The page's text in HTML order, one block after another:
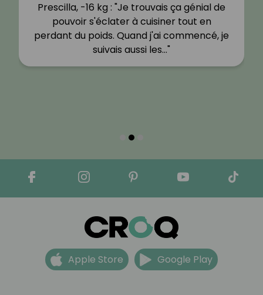
Prescilla, -16 kg : "Je trouvais ça génial de
pouvoir s'éclater à cuisiner tout en
perdant du poids. Quand j'ai commencé, je
suivais aussi les…"
Apple Store Google Play